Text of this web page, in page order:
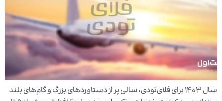
سال ۱۴۰۳ برای فلای‌تودی، سالی پر از دستاوردهای بزرگ و گام‌های بلند